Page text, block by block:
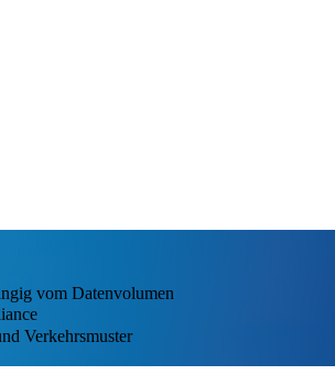
vom Datenvolumen
Verkehrsmuster